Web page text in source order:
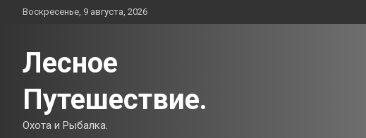
ПерейтиВоскресенье, 9 августа, 2026
Лесное
Путешествие.
Охота и Рыбалка.